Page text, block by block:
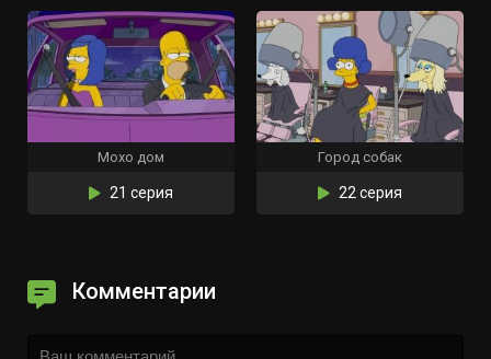
Мохо дом
21 серия
Город собак
22 серия
Комментарии